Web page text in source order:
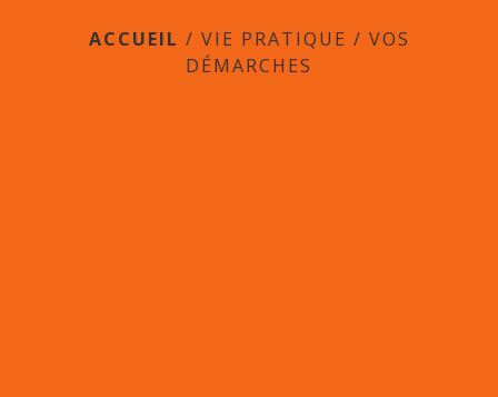
ACCUEIL / VIE PRATIQUE / VOS
DÉMARCHES